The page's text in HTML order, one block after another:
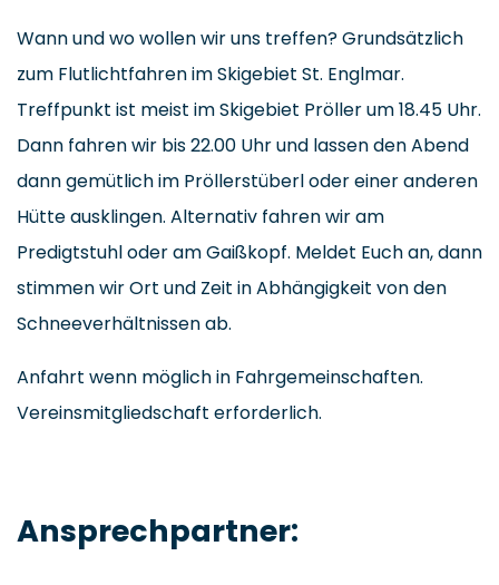
Wann und wo wollen wir uns treffen? Grundsätzlich
zum Flutlichtfahren im Skigebiet St. Englmar.
Treffpunkt ist meist im Skigebiet Pröller um 18.45 Uhr.
Dann fahren wir bis 22.00 Uhr und lassen den Abend
dann gemütlich im Pröllerstüberl oder einer anderen
Hütte ausklingen. Alternativ fahren wir am
Predigtstuhl oder am Gaißkopf. Meldet Euch an, dann
stimmen wir Ort und Zeit in Abhängigkeit von den
Schneeverhältnissen ab.
Anfahrt wenn möglich in Fahrgemeinschaften.
Vereinsmitgliedschaft erforderlich.
Ansprechpartner: